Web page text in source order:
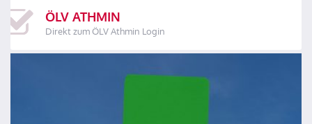
ÖLV ATHMIN
Direkt zum ÖLV Athmin Login